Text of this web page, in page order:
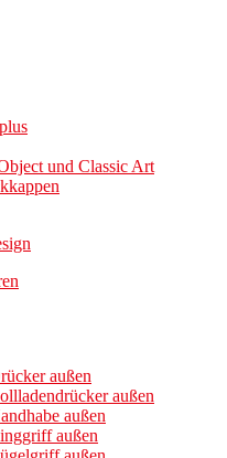
und Classic Art
außen
außen
außen
außen